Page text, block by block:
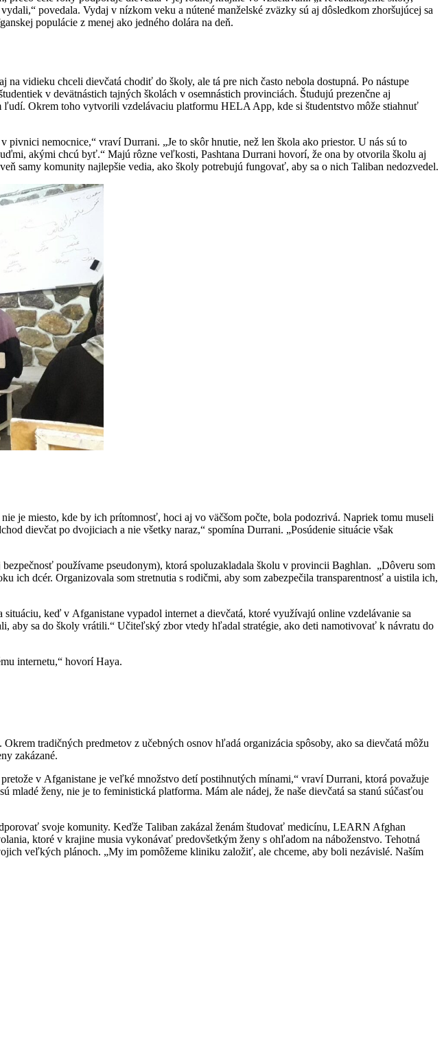
povedala. Vydaj v nízkom veku a nútené manželské zväzky sú aj dôsledkom zhoršujúcej sa
populácie z menej ako jedného dolára na deň.
vidieku chceli dievčatá chodiť do školy, ale tá pre nich často nebola dostupná. Po nástupe
v devätnástich tajných školách v osemnástich provinciách. Študujú prezenčne aj
Okrem toho vytvorili vzdelávaciu platformu HELA App, kde si študentstvo môže stiahnuť
nemocnice,“ vraví Durrani. „Je to skôr hnutie, než len škola ako priestor. U nás sú to
akými chcú byť.“ Majú rôzne veľkosti, Pashtana Durrani hovorí, že ona by otvorila školu aj
samy komunity najlepšie vedia, ako školy potrebujú fungovať, aby sa o nich Taliban nedozvedel.
je miesto, kde by ich prítomnosť, hoci aj vo väčšom počte, bola podozrivá. Napriek tomu museli
dievčat po dvojiciach a nie všetky naraz,“ spomína Durrani. „Posúdenie situácie však
používame pseudonym), ktorá spoluzakladala školu v provincii Baghlan. „Dôveru som
dcér. Organizovala som stretnutia s rodičmi, aby som zabezpečila transparentnosť a uistila ich,
keď v Afganistane vypadol internet a dievčatá, ktoré využívajú online vzdelávanie sa
sa do školy vrátili.“ Učiteľský zbor vtedy hľadal stratégie, ako deti namotivovať k návratu do
internetu,“ hovorí Haya.
tradičných predmetov z učebných osnov hľadá organizácia spôsoby, ako sa dievčatá môžu
zakázané.
v Afganistane je veľké množstvo detí postihnutých mínami,“ vraví Durrani, ktorá považuje
ženy, nie je to feministická platforma. Mám ale nádej, že naše dievčatá sa stanú súčasťou
svoje komunity. Keďže Taliban zakázal ženám študovať medicínu, LEARN Afghan
ktoré v krajine musia vykonávať predovšetkým ženy s ohľadom na náboženstvo. Tehotná
veľkých plánoch. „My im pomôžeme kliniku založiť, ale chceme, aby boli nezávislé. Naším